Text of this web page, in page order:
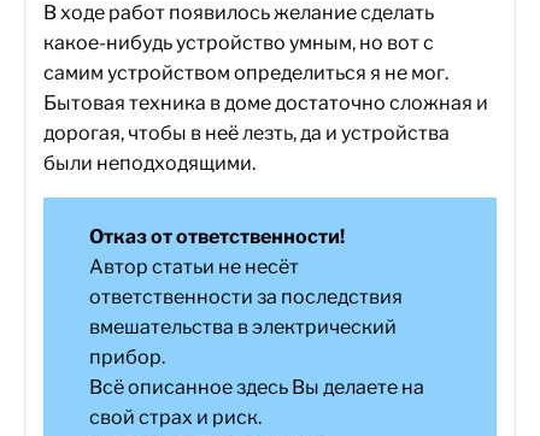
В ходе работ появилось желание сделать
какое-нибудь устройство умным, но вот с
самим устройством определиться я не мог.
Бытовая техника в доме достаточно сложная и
дорогая, чтобы в неё лезть, да и устройства
были неподходящими.
Отказ от ответственности!
Автор статьи не несёт
ответственности за последствия
вмешательства в электрический
прибор.
Всё описанное здесь Вы делаете на
свой страх и риск.